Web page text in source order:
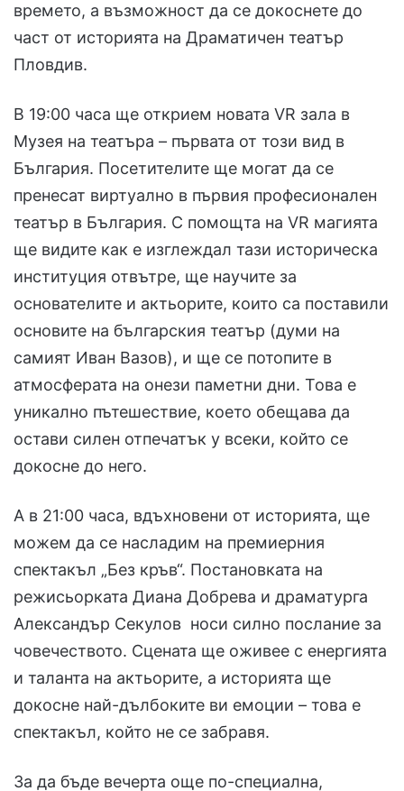
времето, а възможност да се докоснете до
част от историята на Драматичен театър
Пловдив.
В 19:00 часа ще открием новата VR зала в
Музея на театъра – първата от този вид в
България. Посетителите ще могат да се
пренесат виртуално в първия професионален
театър в България. С помощта на VR магията
ще видите как е изглеждал тази историческа
институция отвътре, ще научите за
основателите и актьорите, които са поставили
основите на българския театър (думи на
самият Иван Вазов), и ще се потопите в
атмосферата на онези паметни дни. Това е
уникално пътешествие, което обещава да
остави силен отпечатък у всеки, който се
докосне до него.
А в 21:00 часа, вдъхновени от историята, ще
можем да се насладим на премиерния
спектакъл „Без кръв“. Постановката на
режисьорката Диана Добрева и драматурга
Александър Секулов носи силно послание за
човечеството. Сцената ще оживее с енергията
и таланта на актьорите, а историята ще
докосне най-дълбоките ви емоции – това е
спектакъл, който не се забравя.
За да бъде вечерта още по-специална,